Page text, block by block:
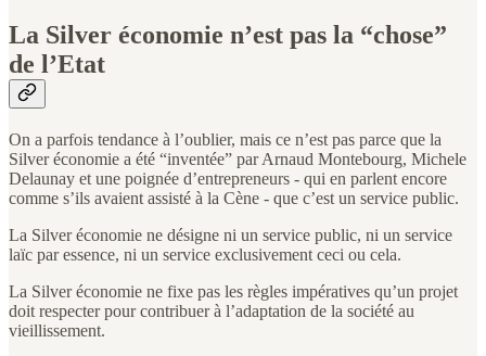
La Silver économie n’est pas la “chose”
de l’Etat
On a parfois tendance à l’oublier, mais ce n’est pas parce que la
Silver économie a été “inventée” par Arnaud Montebourg, Michele
Delaunay et une poignée d’entrepreneurs - qui en parlent encore
comme s’ils avaient assisté à la Cène - que c’est un service public.
La Silver économie ne désigne ni un service public, ni un service
laïc par essence, ni un service exclusivement ceci ou cela.
La Silver économie ne fixe pas les règles impératives qu’un projet
doit respecter pour contribuer à l’adaptation de la société au
vieillissement.